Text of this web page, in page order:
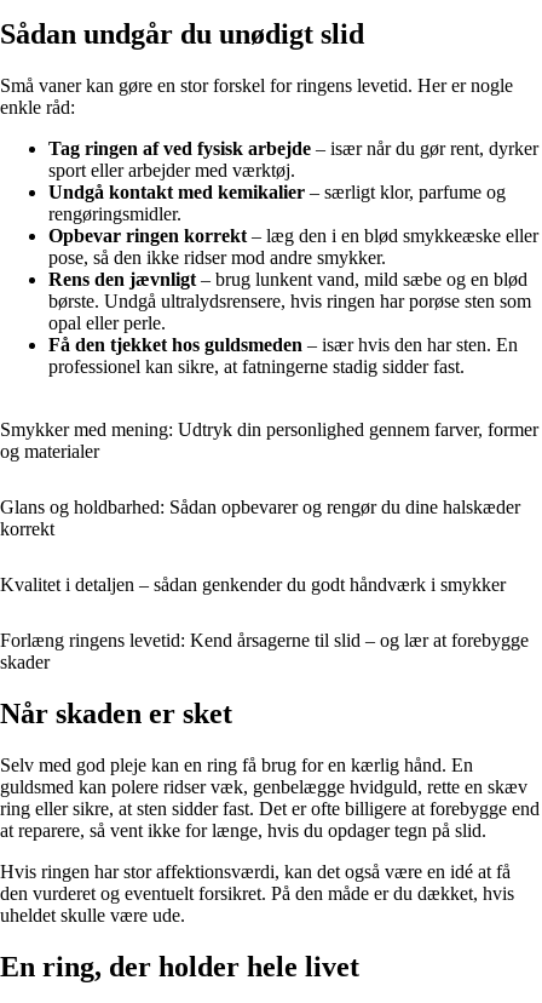
Sådan undgår du unødigt slid
Små vaner kan gøre en stor forskel for ringens levetid. Her er nogle
enkle råd:
Tag ringen af ved fysisk arbejde – især når du gør rent, dyrker
sport eller arbejder med værktøj.
Undgå kontakt med kemikalier – særligt klor, parfume og
rengøringsmidler.
Opbevar ringen korrekt – læg den i en blød smykkeæske eller
pose, så den ikke ridser mod andre smykker.
Rens den jævnligt – brug lunkent vand, mild sæbe og en blød
børste. Undgå ultralydsrensere, hvis ringen har porøse sten som
opal eller perle.
Få den tjekket hos guldsmeden – især hvis den har sten. En
professionel kan sikre, at fatningerne stadig sidder fast.
Smykker med mening: Udtryk din personlighed gennem farver, former
og materialer
Glans og holdbarhed: Sådan opbevarer og rengør du dine halskæder
korrekt
Kvalitet i detaljen – sådan genkender du godt håndværk i smykker
Forlæng ringens levetid: Kend årsagerne til slid – og lær at forebygge
skader
Når skaden er sket
Selv med god pleje kan en ring få brug for en kærlig hånd. En
guldsmed kan polere ridser væk, genbelægge hvidguld, rette en skæv
ring eller sikre, at sten sidder fast. Det er ofte billigere at forebygge end
at reparere, så vent ikke for længe, hvis du opdager tegn på slid.
Hvis ringen har stor affektionsværdi, kan det også være en idé at få
den vurderet og eventuelt forsikret. På den måde er du dækket, hvis
uheldet skulle være ude.
En ring, der holder hele livet